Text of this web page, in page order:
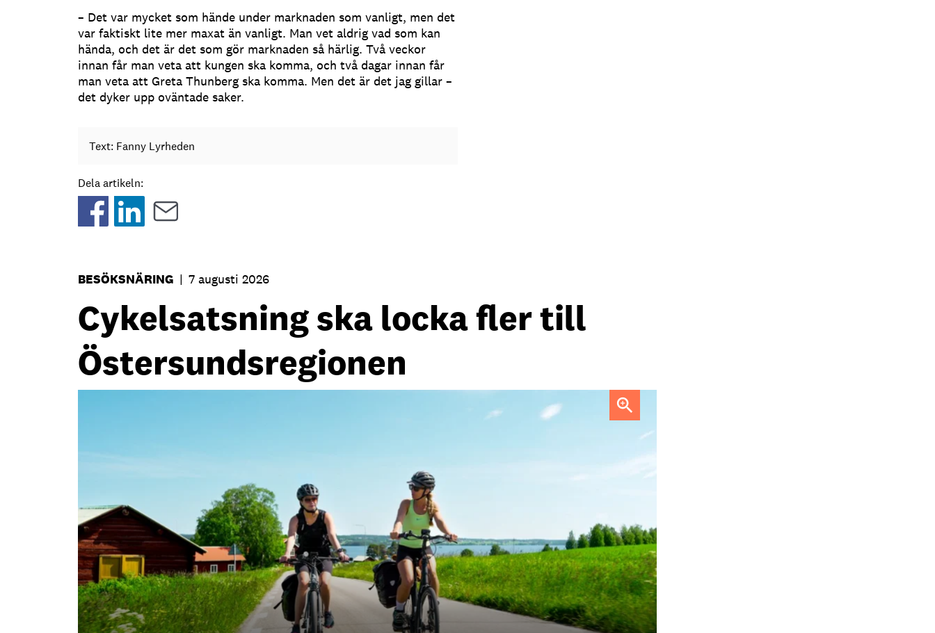
– Det var mycket som hände under marknaden som vanligt, men det
var faktiskt lite mer maxat än vanligt. Man vet aldrig vad som kan
hända, och det är det som gör marknaden så härlig. Två veckor
innan får man veta att kungen ska komma, och två dagar innan får
man veta att Greta Thunberg ska komma. Men det är det jag gillar –
det dyker upp oväntade saker.
Text: Fanny Lyrheden
Dela artikeln:
BESÖKSNÄRING | 7 augusti 2026
Cykelsatsning ska locka fler till
Östersundsregionen